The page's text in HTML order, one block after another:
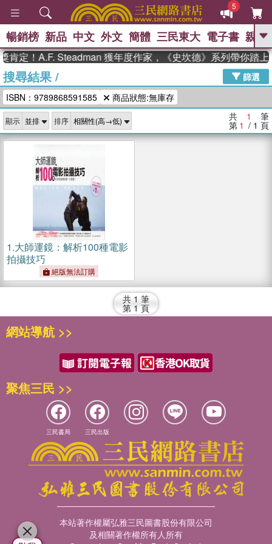
5
GO
高希均教授回憶錄
、 The Odyssey 、 父親節 、 花開錦
繡 、 暑期推薦
李登輝時代 、 數學女孩：黎曼猜想
、
如果歷史是一
群喵 、 臺灣漫遊錄
暢銷榜 新品 中文 外文 簡體 三民東大 電子書 親子
肯定！A.F. Steadman 獲年度作家，《史坎德》系列帶你踏上
搜尋結果/
篩選
ISBN：9789868591585
商品狀態:無庫存
顯示 排序 共 1 筆
第 1 / 1 頁
1.大師運鏡：解析100種電影
拍攝技巧
絕版無法訂購
共 1 筆
第 1 頁
網站導航 >>
聚焦三民 >>
三民書局 三民出版
本站著作權屬弘雅三民圖書股份有限公司
及相關著作權所有人所有